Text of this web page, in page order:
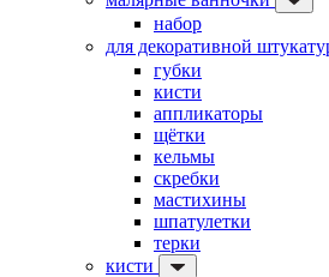
набор
для декоративной
губки
кисти
аппликаторы
щётки
кельмы
скребки
мастихины
шпатулетки
терки
кисти